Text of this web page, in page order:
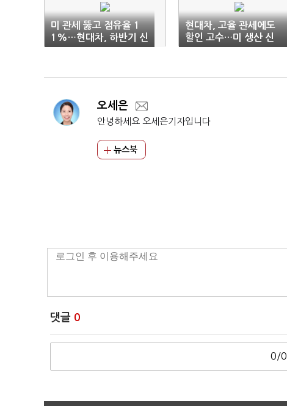
미 관세 뚫고 점유율 1
1%…현대차, 하반기 신
차 3종 출격
현대차, 고율 관세에도
할인 고수…미 생산 신
차 정면승부
오세은
안녕하세요 오세은기자입니다
뉴스북
댓글 0
0/0